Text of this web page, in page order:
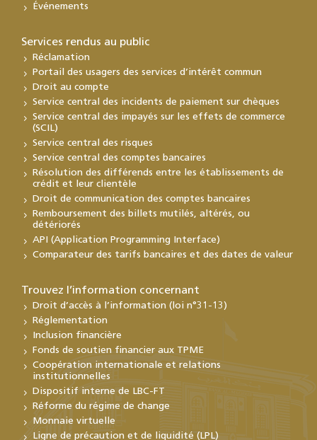
Événements
Services rendus au public
Réclamation
Portail des usagers des services d’intérêt commun
Droit au compte
Service central des incidents de paiement sur chèques
Service central des impayés sur les effets de commerce
(SCIL)
Service central des risques
Service central des comptes bancaires
Résolution des différends entre les établissements de
crédit et leur clientèle
Droit de communication des comptes bancaires
Remboursement des billets mutilés, altérés, ou
détériorés
API (Application Programming Interface)
Comparateur des tarifs bancaires et des dates de valeur
Trouvez l’information concernant
Droit d’accès à l’information (loi n°31-13)
Réglementation
Inclusion financière
Fonds de soutien financier aux TPME
Coopération internationale et relations
institutionnelles
Dispositif interne de LBC-FT
Réforme du régime de change
Monnaie virtuelle
Ligne de précaution et de liquidité (LPL)